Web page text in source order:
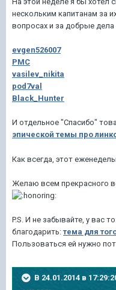
нескольким капитанам за
вопросах и за добрые
evgen526007
РМС
vasilev_nikita
pod7val
Black_Hunter
И отдельное "Спасибо"
эпической темы про
Как всегда, этот
Желаю всем прекрасного
P.S. И не забывайте, у вас
благодарить:тема для
Пользоваться ей нужно
В 24.01.2014 в